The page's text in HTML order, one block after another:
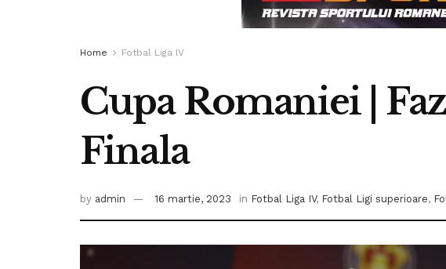
Home Fotbal Liga IV
Cupa Romaniei |
Finala
by admin 16 martie, 2023 in Fotbal Liga IV, Fotbal Ligi superioare,